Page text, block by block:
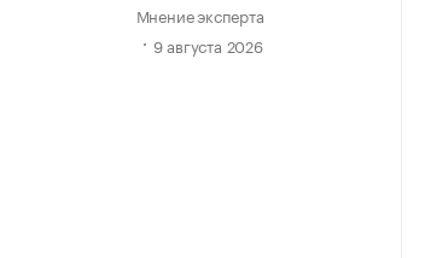
Мнение эксперта
9 августа 2026